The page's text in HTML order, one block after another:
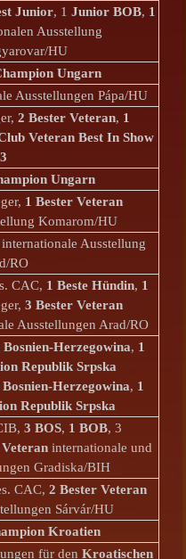
Junior, 1Junior BOB, 1
Ausstellung
HU
Ungarn
Ausstellungen Pápa/HU
2 Bester Veteran, 1
Veteran Best In Show
3
Ungarn
1 Bester Veteran
Komarom/HU
Ausstellung
RO
CAC, 1 Beste Hündin, 1
3 Bester Veteran
Ausstellungen Arad/RO
Herzegowina, 1
Republik Srpska
Herzegowina, 1
Republik Srpska
3 BOS, 1 BOB, 3
internationale und
Gradiska/BIH
CAC, 2 Bester Veteran
Sárvár/HU
Kroatien
für den Kroatischen